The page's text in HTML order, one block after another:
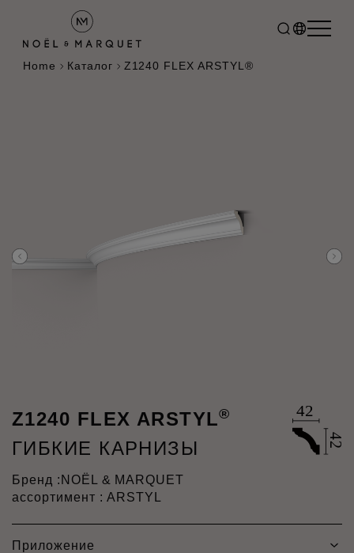
Home Каталог Z1240 FLEX ARSTYL®
Z1240 FLEX ARSTYL®
ГИБКИЕ КАРНИЗЫ
Бренд : NOËL & MARQUET
ассортимент : ARSTYL
Приложение